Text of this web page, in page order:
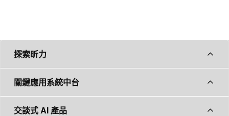
探索昕力
關鍵應用系統中台
交談式 AI 產品